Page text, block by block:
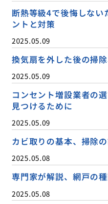
断熱等級4で後悔しない
ントと対策
2025.05.09
換気扇を外した後の掃
2025.05.09
コンセント増設業者の
見つけるために
2025.05.09
カビ取りの基本、掃除
2025.05.08
専門家が解説、網戸の
2025.05.08